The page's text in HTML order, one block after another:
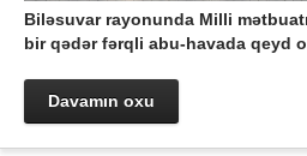
Biləsuvar rayonunda Milli
bir qədər fərqli abu-havada qeyd
Davamın oxu